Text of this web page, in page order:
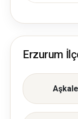
Erzurum
Aşkale